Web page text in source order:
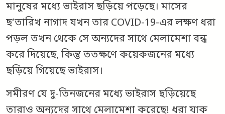
মানুষের মধ্যে ভাইরাস ছড়িয়ে পড়েছে। মাসের
ছ’তারিখ নাগাদ যখন তার COVID-19-এর লক্ষণ ধরা
পড়ল তখন থেকে সে অন্যদের সাথে মেলামেশা বন্ধ
করে দিয়েছে, কিন্তু ততক্ষণে কয়েকজনের মধ্যে
ছড়িয়ে গিয়েছে ভাইরাস।
সমীরণ যে দু-তিনজনের মধ্যে ভাইরাস ছড়িয়েছে
তারাও অন্যদের সাথে মেলামেশা করেছে! ধরা যাক